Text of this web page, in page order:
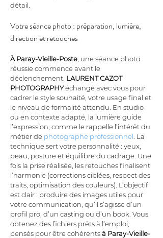
détail.
Votre séance photo : préparation, lumière,
direction et retouches
À Paray-Vieille-Poste , une séance photo
réussie commence avant le
déclenchement. LAURENT CAZOT
PHOTOGRAPHY échange avec vous pour
cadrer le style souhaité, votre usage final et
le niveau de formalité attendu. En studio
ou en contexte adapté, la lumière guide
l’expression, comme le rappelle l’intérêt du
métier de photographe professionnel . La
technique sert votre personnalité : yeux,
peau, posture et équilibre du cadrage. Une
fois la prise réalisée, les retouches finalisent
l’harmonie (corrections ciblées, respect des
traits, optimisation des couleurs). L’objectif
est clair : produire des images utiles pour
votre communication, qu’il s’agisse d’un
profil pro, d’un casting ou d’un book. Vous
obtenez des fichiers prêts à l’emploi,
pensés pour être cohérents à Paray-Vieille-